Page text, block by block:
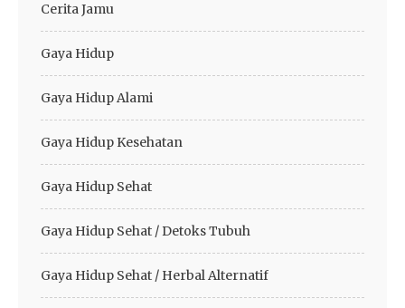
Cerita Jamu
Gaya Hidup
Gaya Hidup Alami
Gaya Hidup Kesehatan
Gaya Hidup Sehat
Gaya Hidup Sehat / Detoks Tubuh
Gaya Hidup Sehat / Herbal Alternatif